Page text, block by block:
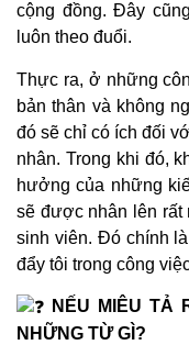
cộng đồng. Đây
luôn theo đuổi.
Thực ra, ở những
bản thân và không
đó sẽ chỉ có ích đối
nhân. Trong khi đó,
hưởng của những
sẽ được nhân lên rất
sinh viên. Đó chính
đẩy tôi trong công
NẾU MIÊU TẢ
NHỮNG TỪ GÌ?